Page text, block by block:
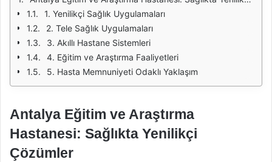
1. Yenilikçi Sağlık Uygulamaları
2. Tele Sağlık Uygulamaları
3. Akıllı Hastane Sistemleri
4. Eğitim ve Araştırma Faaliyetleri
5. Hasta Memnuniyeti Odaklı Yaklaşım
Antalya Eğitim ve Araştırma
Hastanesi: Sağlıkta Yenilikçi
Çözümler